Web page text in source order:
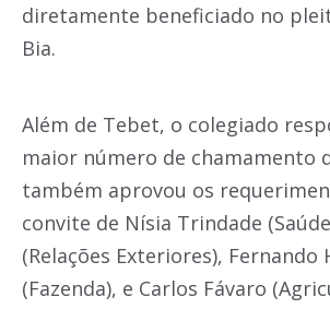
diretamente beneficiado no
Bia.
Além de Tebet, o colegiado
maior número de chamamento
também aprovou os
convite de Nísia Trindade
(Relações Exteriores), Fernando
(Fazenda), e Carlos Fávaro